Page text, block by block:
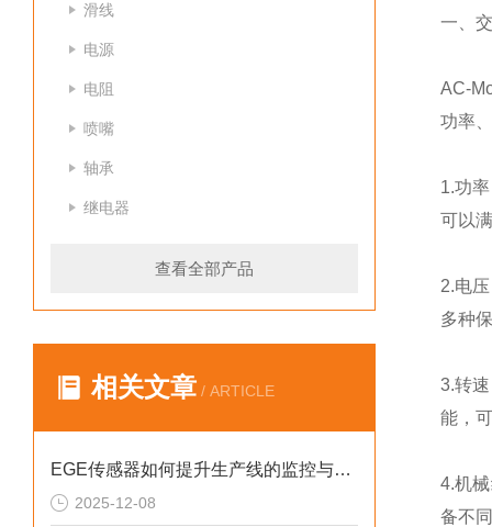
滑线
电源
电阻
喷嘴
轴承
继电器
查看全部产品
相关文章 / ARTICLE
EGE传感器如何提升生产线的监控与管理效率？
2025-12-08
一、
AC-
功率
1.功
可以
2.电
多种
3.转
能，
4.机
备不